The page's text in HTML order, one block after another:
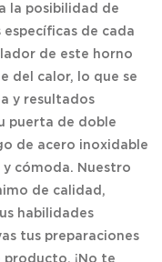
la posibilidad de
de cada
de este horno
del calor, lo que se
y resultados
puerta de doble
de acero inoxidable
y cómoda. Nuestro
de calidad,
habilidades
tus preparaciones
¡No te